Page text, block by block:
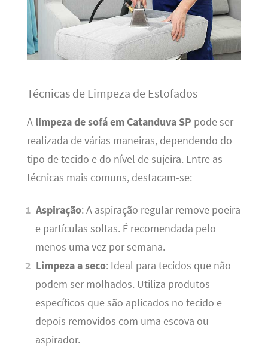
Técnicas de Limpeza de Estofados
A limpeza de sofá em Catanduva SP pode ser
realizada de várias maneiras, dependendo do
tipo de tecido e do nível de sujeira. Entre as
técnicas mais comuns, destacam-se:
Aspiração: A aspiração regular remove poeira
e partículas soltas. É recomendada pelo
menos uma vez por semana.
Limpeza a seco: Ideal para tecidos que não
podem ser molhados. Utiliza produtos
específicos que são aplicados no tecido e
depois removidos com uma escova ou
aspirador.